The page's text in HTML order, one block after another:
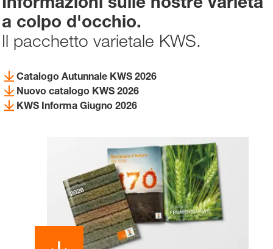
a colpo d'occhio.
Il pacchetto varietale KWS.
Catalogo Autunnale KWS 2026
Nuovo catalogo KWS 2026
KWS Informa Giugno 2026